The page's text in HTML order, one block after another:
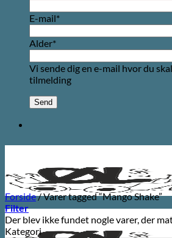
E-mail*
Alder*
Vi sende dig en e-mail hvor du
tilmelding
Forside/Varer tagged “Mango Shake”
Filter
Der blev ikke fundet nogle varer, der
Kategori